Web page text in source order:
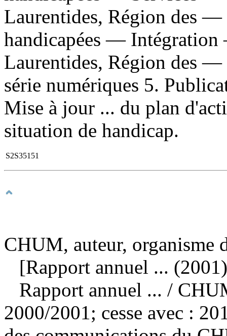
Laurentides, Région des —
handicapées —
Laurentides, Région des
série numériques 5.
Mise à jour ... du plan
situation de handicap.
S2S35151
CHUM, auteur, organisme
[Rapport annuel ...
Rapport annuel ... /
2000/2001; cesse avec :